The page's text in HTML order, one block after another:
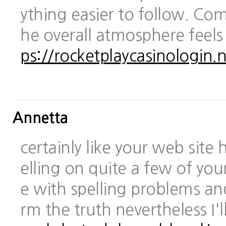
ything easier to follow.
he overall atmosphere
ps://
Annetta
certainly like your web site
elling on quite a few of
e with spelling problems
rm the truth nevertheless